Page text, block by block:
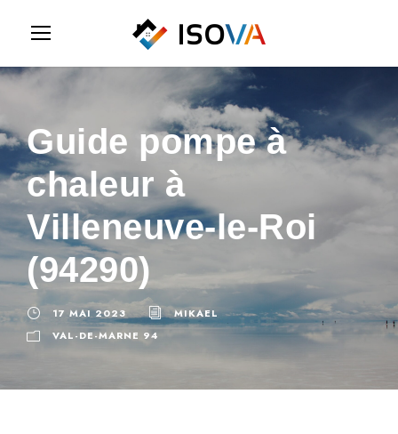
Guide pompe à
chaleur à
Villeneuve-le-Roi
(94290)
17 MAI 2023
MIKAEL
VAL-DE-MARNE 94